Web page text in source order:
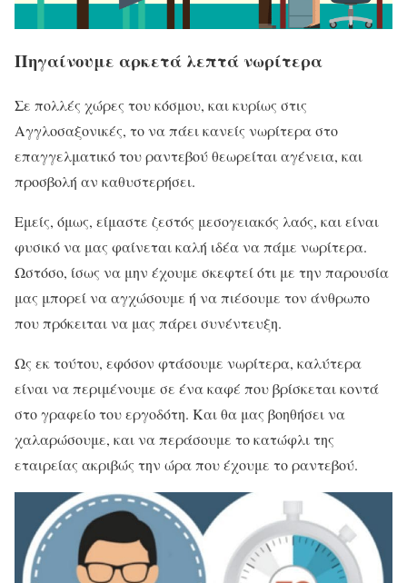
Πηγαίνουμε αρκετά λεπτά νωρίτερα
Σε πολλές χώρες του κόσμου, και κυρίως στις
Αγγλοσαξονικές, το να πάει κανείς νωρίτερα στο
επαγγελματικό του ραντεβού θεωρείται αγένεια, και
προσβολή αν καθυστερήσει.
Εμείς, όμως, είμαστε ζεστός μεσογειακός λαός, και είναι
φυσικό να μας φαίνεται καλή ιδέα να πάμε νωρίτερα.
Ωστόσο, ίσως να μην έχουμε σκεφτεί ότι με την παρουσία
μας μπορεί να αγχώσουμε ή να πιέσουμε τον άνθρωπο
που πρόκειται να μας πάρει συνέντευξη.
Ως εκ τούτου, εφόσον φτάσουμε νωρίτερα, καλύτερα
είναι να περιμένουμε σε ένα καφέ που βρίσκεται κοντά
στο γραφείο του εργοδότη. Και θα μας βοηθήσει να
χαλαρώσουμε, και να περάσουμε το κατώφλι της
εταιρείας ακριβώς την ώρα που έχουμε το ραντεβού.